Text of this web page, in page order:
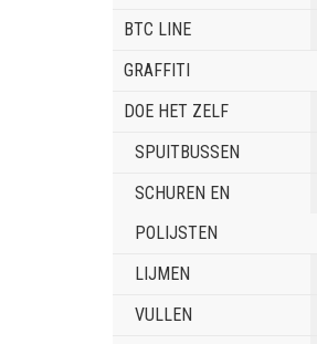
BTC LINE
GRAFFITI
DOE HET ZELF
SPUITBUSSEN
SCHUREN EN
POLIJSTEN
LIJMEN
VULLEN